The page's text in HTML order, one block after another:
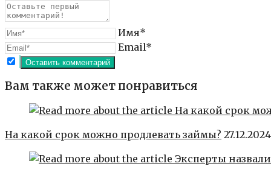
Имя*
Email*
Вам также может понравиться
На какой срок можно продлевать займы? 27.12.2024